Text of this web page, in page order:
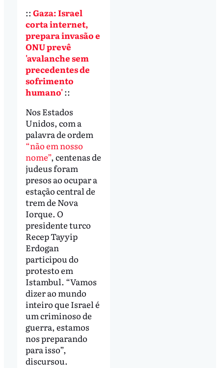
:: Gaza: Israel
corta internet,
prepara invasão e
ONU prevê
'avalanche sem
precedentes de
sofrimento
humano'::
Nos Estados
Unidos, com a
palavra de ordem
“não em nosso
nome”, centenas de
judeus foram
presos ao ocupar a
estação central de
trem de Nova
Iorque. O
presidente turco
Recep Tayyip
Erdogan
participou do
protesto em
Istambul. “Vamos
dizer ao mundo
inteiro que Israel é
um criminoso de
guerra, estamos
nos preparando
para isso”,
discursou.